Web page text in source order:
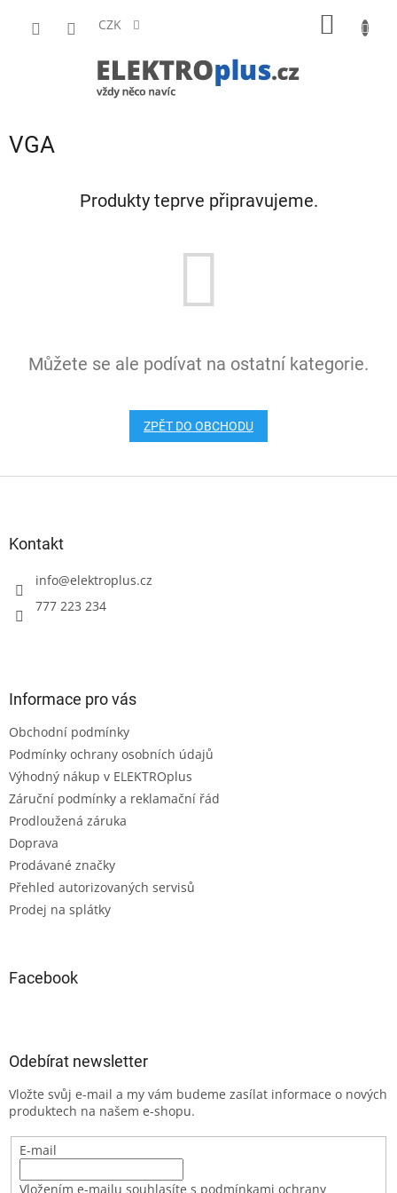
CZK
VGA
Produkty teprve připravujeme.
Můžete se ale podívat na ostatní kategorie.
ZPĚT DO OBCHODU
Kontakt
info@elektroplus.cz
777 223 234
Informace pro vás
Obchodní podmínky
Podmínky ochrany osobních údajů
Výhodný nákup v ELEKTROplus
Záruční podmínky a reklamační řád
Prodloužená záruka
Doprava
Prodávané značky
Přehled autorizovaných servisů
Prodej na splátky
Facebook
Odebírat newsletter
Vložte svůj e-mail a my vám budeme zasílat informace o nových
produktech na našem e-shopu.
E-mail
Vložením e-mailu souhlasíte s podmínkami ochrany